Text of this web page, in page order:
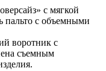
с мягкой
пальто с объемными
воротник с
съемным